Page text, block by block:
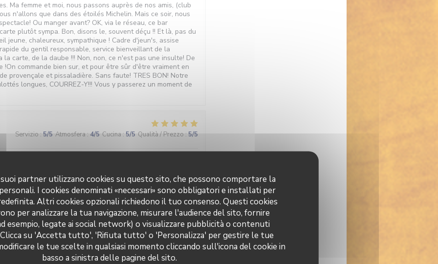
partner utilizzano cookies su questo sito, che possono comportare la
I cookies denominati «necessari» sono obbligatori e installati per
Altri cookies opzionali richiedono il tuo consenso. Questi cookies
per analizzare la tua navigazione, misurare l'audience del sito, fornire
esempio, legate ai social network) o visualizzare pubblicità o contenuti
su 'Accetta tutto', 'Rifiuta tutto' o 'Personalizza' per gestire le tue
le tue scelte in qualsiasi momento cliccando sull'icona del cookie in
basso a sinistra delle pagine del sito.
Ma femme et moi, nous passons auprès de nos amis, (club
n'allons que dans des étoilés Michelin. Mais ce soir, nous
Ou manger avant? OK, via le réseau, ce bar
plutôt sympa. Bon, disons le, souvent déçu !! Et là, pas du
jeune, chaleureux, sympathique ! Cadre d'jeun's, assise
du gentil responsable, service bienveillant de la
la carte, de la daube !!! Non, non, ce n'est pas une insulte! De
!On commande bien sur, et pour être sûr d'être vraiment en
provençale et pissaladière. Sans faute! TRES BON! Notre
longues, COURREZ-Y!!! Vous y passerez un moment de
Servizio : 5/5 Atmosfera : 4/5 Cucina : 5/5 Qualità / Prezzo : 5/5
Servizio:5/5 Atmosfera :5/5 Cucina : 5/5 Qualità / Prezzo :5/5
Servizio:5/5 Atmosfera : 5 /5 Cucina: 5/5 Qualità / Prezzo: 5/5
Brasserie Valma